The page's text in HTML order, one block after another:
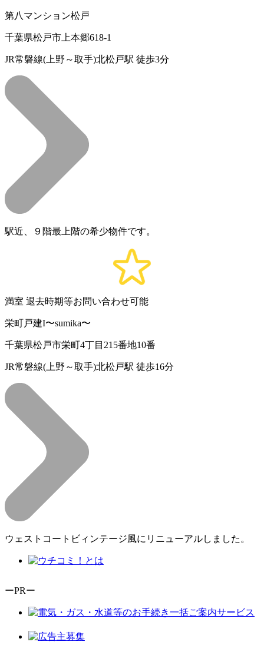
第八マンション松戸
千葉県松戸市上本郷618-1
JR常磐線(上野～取手)北松戸駅 徒歩3分
駅近、９階最上階の希少物件です。
満室 退去時期等お問い合わせ可能
栄町戸建I〜sumika〜
千葉県松戸市栄町4丁目215番地10番
JR常磐線(上野～取手)北松戸駅 徒歩16分
ウェストコートビィンテージ風にリニューアルしました。
ーPRー